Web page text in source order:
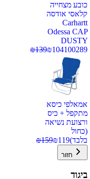
כובע מצחייה
קלאסי אודסה
Carhartt
Odessa CAP
DUSTY
100289
₪104
₪139
אמאלפי כיסא
מתקפל + כיס
ורצועת נשיאה
(כחול
בלבד)
₪119
₪159
חזור
ביגוד